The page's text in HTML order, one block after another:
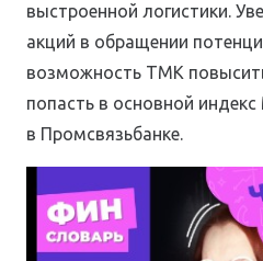
выстроенной логистики.
акций в обращении
возможность ТМК
попасть в основной
в Промсвязьбанке.